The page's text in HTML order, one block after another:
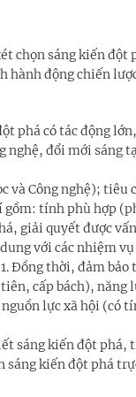
chọn sáng kiến
hành động chiến
phá có tác động
đổi mới sáng
và Công nghệ);
gồm: tính phù hợp
giải quyết được
với các nhiệm
Đồng thời, đảm bảo
cấp bách), năng
lực xã hội (có
sáng kiến đột phá,
sáng kiến đột phá